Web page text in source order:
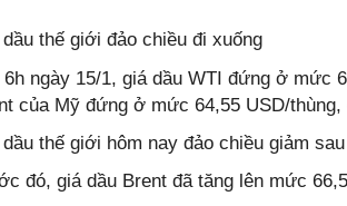
thế giới đảo chiều đi xuống
6h ngày 15/1, giá dầu WTI đứng ở mức
của Mỹ đứng ở mức 64,55 USD/thùng,
thế giới hôm nay đảo chiều giảm
đó, giá dầu Brent đã tăng lên mức